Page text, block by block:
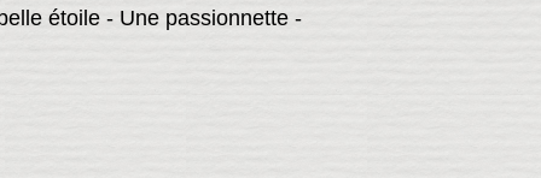
étoile - Une passionnette -